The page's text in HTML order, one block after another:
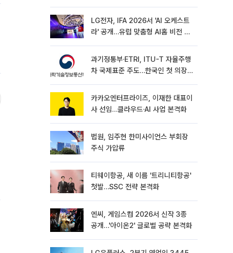
LG전자, IFA 2026서 'AI 오케스트
라' 공개…유럽 맞춤형 AI홈 비전 제
과기정통부·ETRI, ITU-T 자율주행
차 국제표준 주도…한국인 첫 의장
카카오엔터프라이즈, 이재한 대표이
사 선임…클라우드·AI 사업 본격화
법원, 임주현 한미사이언스 부회장
주식 가압류
티웨이항공, 새 이름 '트리니티항공'
첫발…SSC 전략 본격화
엔씨, 게임스컴 2026서 신작 3종
공개…'아이온2' 글로벌 공략 본격화